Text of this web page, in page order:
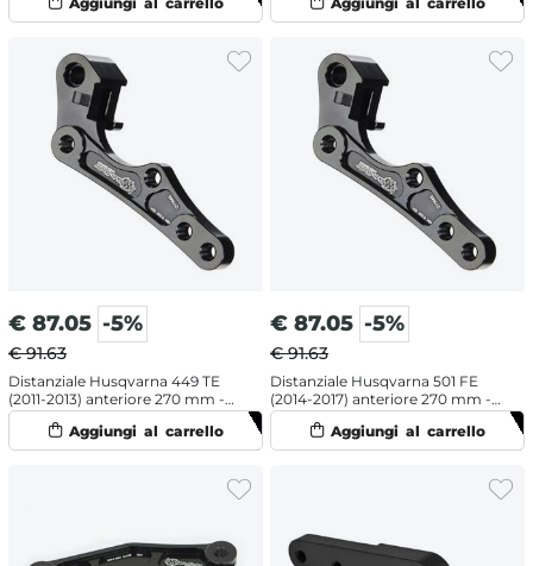
€ 87.05 -5%
€ 91.63
Distanziale Husqvarna 449 TE
(2011-2013) anteriore 270 mm -
Moto Master
€ 87.05 -5%
€ 91.63
Distanziale Husqvarna 501 FE
(2014-2017) anteriore 270 mm -
Moto Master